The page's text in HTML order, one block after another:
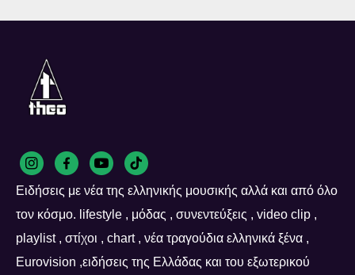
Ειδήσεις με νέα της ελληνικής μουσικής αλλά και από όλο
τον κόσμο. lifestyle , μόδας , συνεντεύξεις , video clip ,
playlist , στίχοι , chart , νέα τραγούδια ελληνικά ξένα ,
Eurovision ,ειδήσεις της Ελλάδας και του εξωτερικού